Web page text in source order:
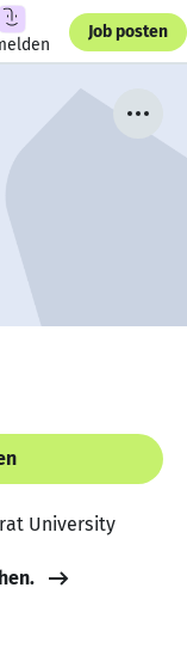
Job posten
University